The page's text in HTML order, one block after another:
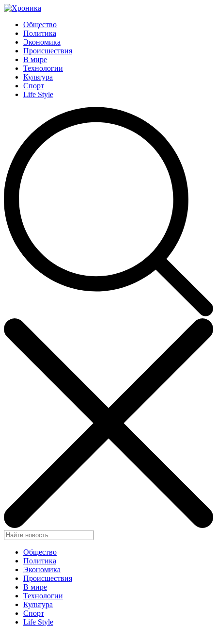
Общество
Политика
Экономика
Происшествия
В мире
Технологии
Культура
Спорт
Life Style
Общество
Политика
Экономика
Происшествия
В мире
Технологии
Культура
Спорт
Life Style